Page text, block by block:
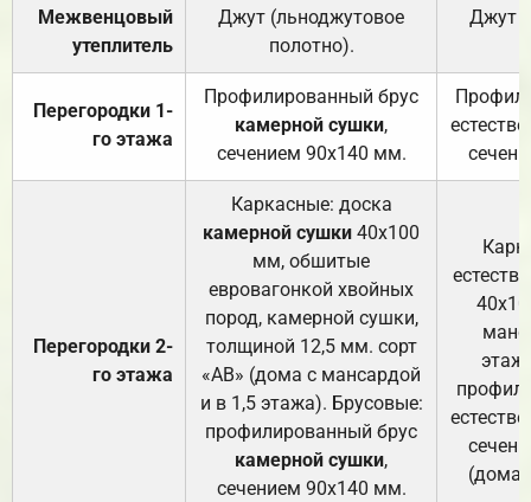
Межвенцовый
утеплитель
Джут (льноджутовое
полотно).
Джут
Перегородки 1-
го этажа
Профилированный брус
камерной сушки,
сечением 90х140 мм.
Перегородки 2-
го этажа
Каркасные: доска
камерной сушки 40х100
мм, обшитые
евровагонкой хвойных
пород, камерной сушки,
толщиной 12,5 мм. сорт
«АВ» (дома с мансардой
и в 1,5 этажа). Брусовые:
профилированный брус
камерной сушки,
сечением 90х140 мм.
(дома